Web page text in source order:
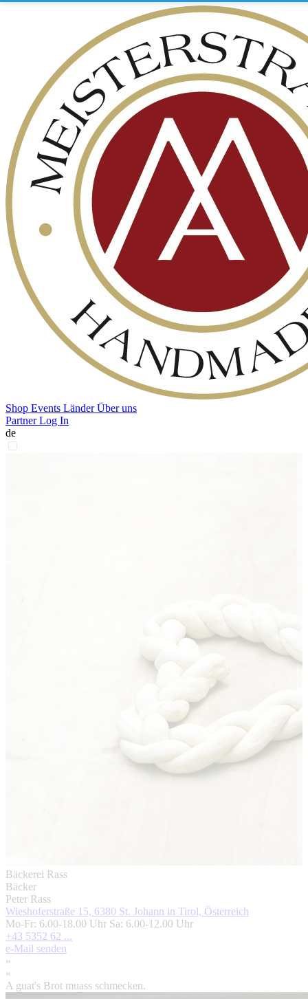
Shop Events LänderÜber uns
Partner Log In
de
Bäckerei Rass
Bäcker
Peter Rass
Wieshoferstraße 15, 6380 St. Johann in Tirol, Österreich
Mo-Fr: 6.00-18.00 Uhr Sa: 6.00-12.00 Uhr
+43 5352 62 ...
e-Mail senden
»
«
A guat's Brot muass schmecken.